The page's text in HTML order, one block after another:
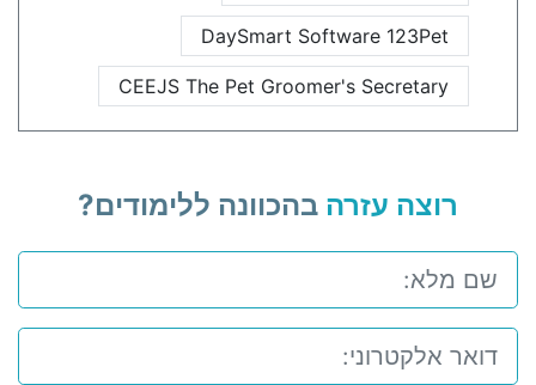
DaySmart Software 123Pet
CEEJS The Pet Groomer's Secretary
רוצה עזרה בהכוונה ללימודים?